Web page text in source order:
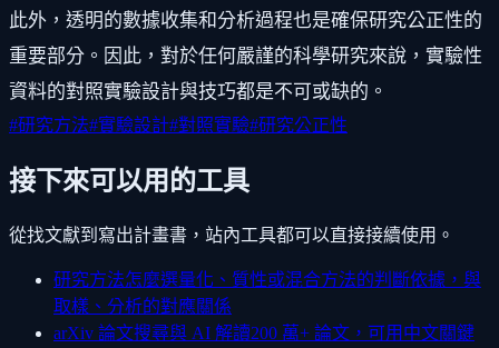
此外，透明的數據收集和分析過程也是確保研究公正性的
重要部分。因此，對於任何嚴謹的科學研究來說，實驗性
資料的對照實驗設計與技巧都是不可或缺的。
#研究方法#實驗設計#對照實驗#研究公正性
接下來可以用的工具
從找文獻到寫出計畫書，站內工具都可以直接接續使用。
研究方法怎麼選量化、質性或混合方法的判斷依據，與
取樣、分析的對應關係
arXiv 論文搜尋與 AI 解讀200 萬+ 論文，可用中文關鍵